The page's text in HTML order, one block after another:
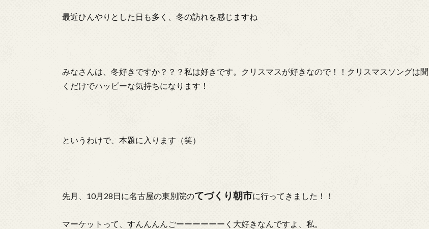
最近ひんやりとした日も多く、冬の訪れを感じますね
みなさんは、冬好きですか？？？私は好きです。クリスマスが好きなので！！クリスマスソングは聞
くだけでハッピーな気持ちになります！
というわけで、本題に入ります（笑）
先月、10月28日に名古屋の東別院のてづくり朝市に行ってきました！！
マーケットって、すんんんんごーーーーーーく大好きなんですよ、私。